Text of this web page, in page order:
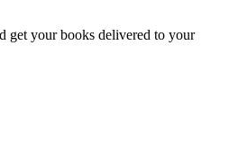
get your books delivered to your